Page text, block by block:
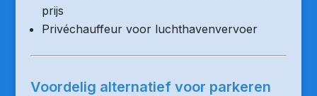
prijs
Privéchauffeur voor luchthavenvervoer
Voordelig alternatief voor parkeren